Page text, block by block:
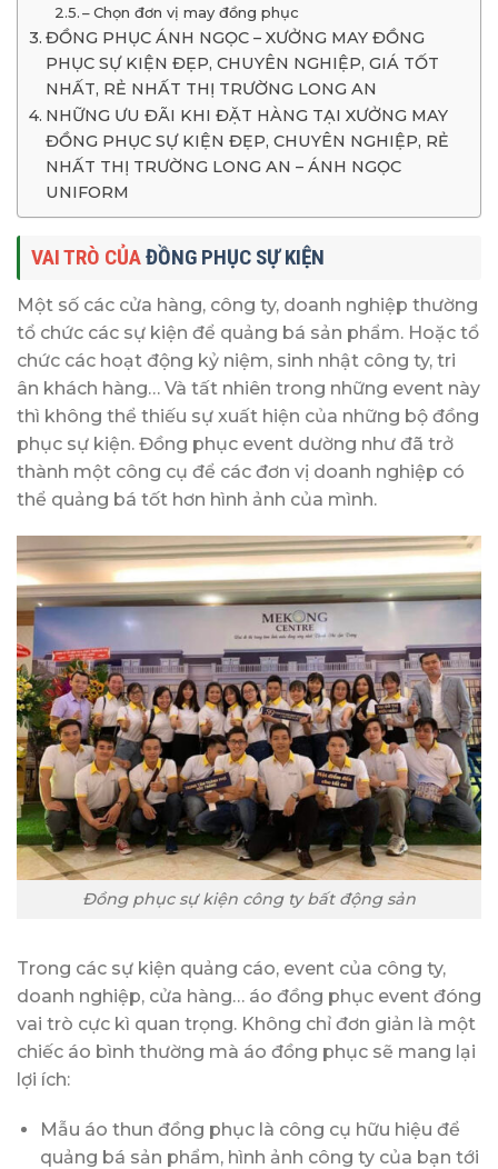
– Chọn đơn vị may đồng phục
ĐỒNG PHỤC ÁNH NGỌC – XƯỞNG MAY ĐỒNG
PHỤC SỰ KIỆN ĐẸP, CHUYÊN NGHIỆP, GIÁ TỐT
NHẤT, RẺ NHẤT THỊ TRƯỜNG LONG AN
NHỮNG ƯU ĐÃI KHI ĐẶT HÀNG TẠI XƯỞNG MAY
ĐỒNG PHỤC SỰ KIỆN ĐẸP, CHUYÊN NGHIỆP, RẺ
NHẤT THỊ TRƯỜNG LONG AN – ÁNH NGỌC
UNIFORM
VAI TRÒ CỦAĐỒNG PHỤC SỰ KIỆN
Một số các cửa hàng, công ty, doanh nghiệp thường
tổ chức các sự kiện để quảng bá sản phẩm. Hoặc tổ
chức các hoạt động kỷ niệm, sinh nhật công ty, tri
ân khách hàng… Và tất nhiên trong những event này
thì không thể thiếu sự xuất hiện của những bộ đồng
phục sự kiện. Đồng phục event dường như đã trở
thành một công cụ để các đơn vị doanh nghiệp có
thể quảng bá tốt hơn hình ảnh của mình.
Đồng phục sự kiện công ty bất động sản
Trong các sự kiện quảng cáo, event của công ty,
doanh nghiệp, cửa hàng… áo đồng phục event đóng
vai trò cực kì quan trọng. Không chỉ đơn giản là một
chiếc áo bình thường mà áo đồng phục sẽ mang lại
lợi ích:
Mẫu áo thun đồng phục là công cụ hữu hiệu để
quảng bá sản phẩm, hình ảnh công ty của bạn tới